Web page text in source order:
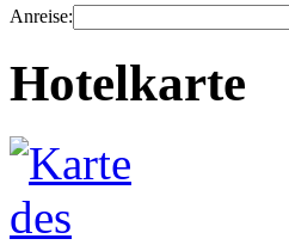
Anreise:
Hotelkarte